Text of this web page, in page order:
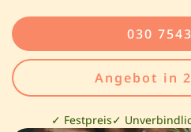
030
Angebot in
✓ Festpreis✓